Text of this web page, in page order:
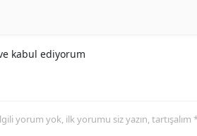
kabul ediyorum
yorum yok, ilk yorumu siz yazın, tartışalım